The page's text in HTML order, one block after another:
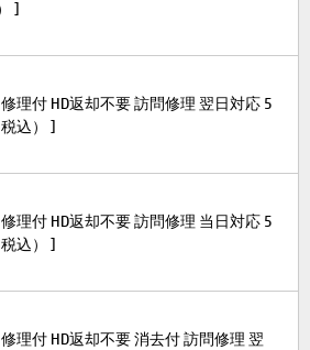
]
修理付 HD返却不要 訪問修理 翌日対応 5
込） ]
修理付 HD返却不要 訪問修理 当日対応 5
込） ]
修理付 HD返却不要 消去付 訪問修理 翌